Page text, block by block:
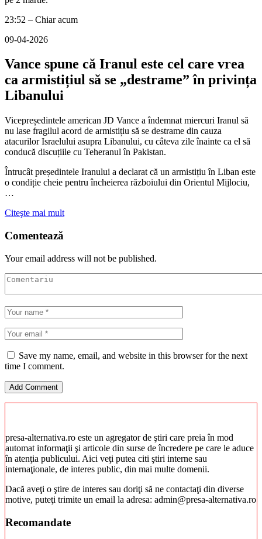
23:52 – Chiar acum
09-04-2026
Vance spune că Iranul este cel care vrea
ca armistițiul să se „destrame” în privința
Libanului
Vicepreședintele american JD Vance a îndemnat miercuri Iranul să
nu lase fragilul acord de armistițiu să se destrame din cauza
atacurilor Israelului asupra Libanului, cu câteva zile înainte ca el să
conducă discuțiile cu Teheranul în Pakistan.
Întrucât președintele Iranului a declarat că un armistițiu în Liban este
o condiție cheie pentru încheierea războiului din Orientul Mijlociu,
…
Citeşte mai mult
Comentează
Your email address will not be published.
Save my name, email, and website in this browser for the next
time I comment.
presa-alternativa.ro este un agregator de ştiri care preia în mod
automat informaţii şi articole din surse de încredere pe care le aduce
în atenţia publicului. Aici veţi putea citi ştiri interne sau
internaţionale, de interes public, din mai multe domenii.
Dacă aveţi o ştire de interes sau doriţi să ne contactaţi din diverse
motive, puteţi trimite un email la adresa: admin@presa-alternativa.ro
Recomandate